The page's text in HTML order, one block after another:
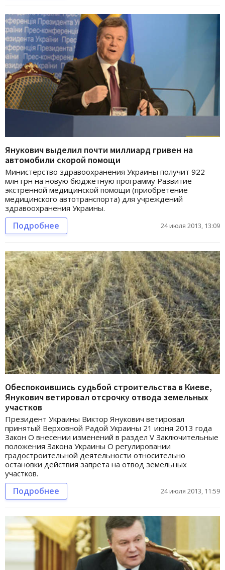
Янукович выделил почти миллиард гривен на
автомобили скорой помощи
Министерство здравоохранения Украины получит 922
млн грн на новую бюджетную программу Развитие
экстренной медицинской помощи (приобретение
медицинского автотранспорта) для учреждений
здравоохранения Украины.
Подробнее 24 июля 2013, 13:09
Обеспокоившись судьбой строительства в Киеве,
Янукович ветировал отсрочку отвода земельных
участков
Президент Украины Виктор Янукович ветировал
принятый Верховной Радой Украины 21 июня 2013 года
Закон О внесении изменений в раздел V Заключительные
положения Закона Украины О регулировании
градостроительной деятельности относительно
остановки действия запрета на отвод земельных
участков.
Подробнее 24 июля 2013, 11:59